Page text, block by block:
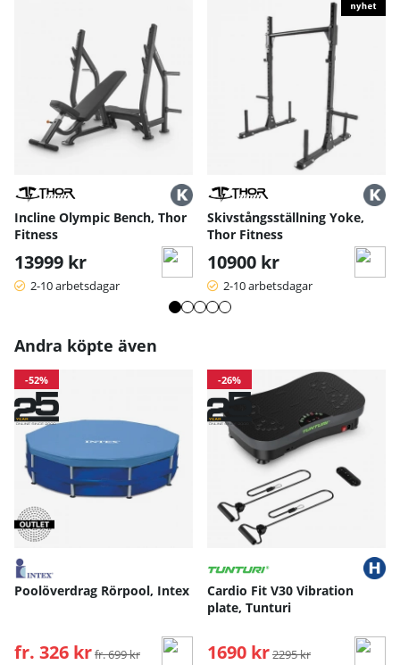
Incline Olympic Bench, Thor
Fitness
13999 kr
2-10 arbetsdagar
Skivstångsställning Yoke,
Thor Fitness
10900 kr
2-10 arbetsdagar
Andra köpte även
-52%
Poolöverdrag Rörpool, Intex
fr. 326 kr Ordinarie pris:
fr. 699 kr
-26%
Cardio Fit V30 Vibration
plate, Tunturi
1690 kr Ordinarie pris:
2295 kr